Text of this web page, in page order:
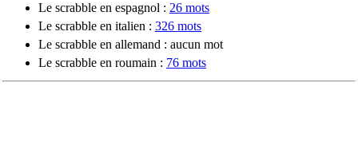
Le scrabble en espagnol : 26 mots
Le scrabble en italien : 326 mots
Le scrabble en allemand : aucun mot
Le scrabble en roumain : 76 mots